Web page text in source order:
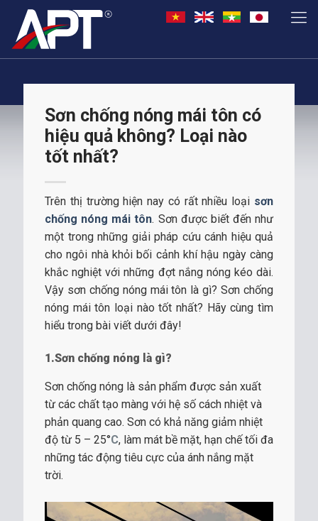
Sơn chống nóng mái tôn có
hiệu quả không? Loại nào
tốt nhất?
Trên thị trường hiện nay có rất nhiều loại sơn
chống nóng mái tôn. Sơn được biết đến như
một trong những giải pháp cứu cánh hiệu quả
cho ngôi nhà khỏi bối cảnh khí hậu ngày càng
khắc nghiệt với những đợt nắng nóng kéo dài.
Vậy sơn chống nóng mái tôn là gì? Sơn chống
nóng mái tôn loại nào tốt nhất? Hãy cùng tìm
hiểu trong bài viết dưới đây!
1.Sơn chống nóng là gì?
Sơn chống nóng là sản phẩm được sản xuất
từ các chất tạo màng với hệ số cách nhiệt và
phản quang cao. Sơn có khả năng giảm nhiệt
độ từ 5 – 25°C, làm mát bề mặt, hạn chế tối đa
những tác động tiêu cực của ánh nắng mặt
trời.